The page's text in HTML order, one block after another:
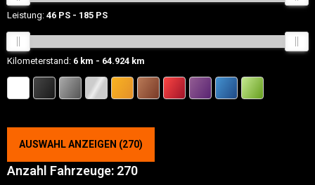
Leistung: 46 PS 185 PS
Kilometerstand: 6 km 64.924 km
AUSWAHL ANZEIGEN (270)
Anzahl Fahrzeuge: 270